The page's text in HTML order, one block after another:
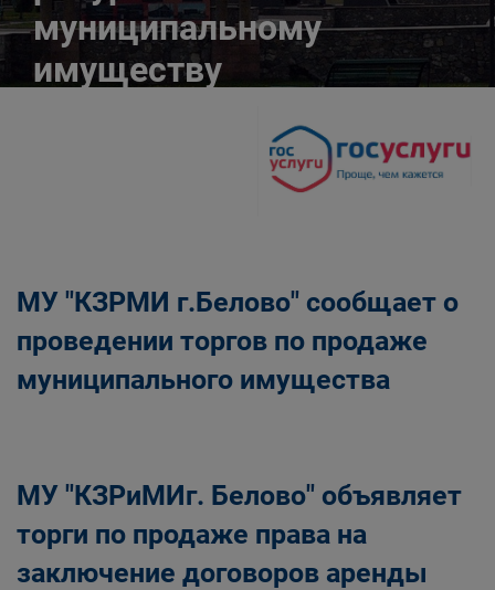
муниципальному
имуществу
Беловского городского
Беловского городского округа
Управление по земельным ресурсам и
муниципальному имуществу Администрации
Беловского городского округа
МУ "КЗРМИ г.Белово" сообщает о
проведении торгов по продаже
муниципального имущества
МУ "КЗРиМИг. Белово" объявляет
торги по продаже права на
заключение договоров аренды